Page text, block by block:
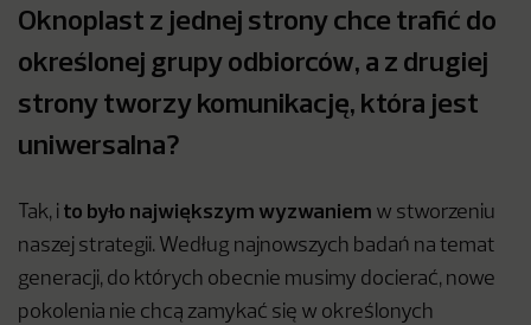
Oknoplast z jednej strony chce trafić do
określonej grupy odbiorców, a z drugiej
strony tworzy komunikację, która jest
uniwersalna?
Tak, i to było największym wyzwaniem w stworzeniu
naszej strategii. Według najnowszych badań na temat
generacji, do których obecnie musimy docierać, nowe
pokolenia nie chcą zamykać się w określonych